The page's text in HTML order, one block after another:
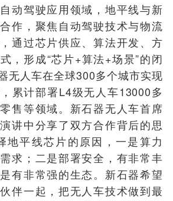
动驾驶应用领域，地平线与新
作，聚焦自动驾驶技术与物流
通过芯片供应、算法开发、方
，形成“芯片+算法+场景”的闭
无人车在全球300多个城市实现
累计部署L4级无人车13000多
售等领域。新石器无人车首席
讲中分享了双方合作背后的思
地平线芯片的原因，一是算力
求；二是部署安全，有非常丰
有非常强的生态。新石器希望
伴一起，把无人车技术做到最